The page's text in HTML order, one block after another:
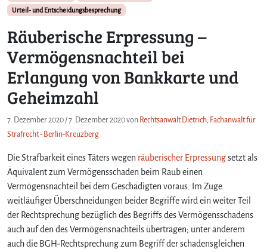
Urteil- und Entscheidungsbesprechung
Räuberische Erpressung –
Vermögensnachteil bei
Erlangung von Bankkarte und
Geheimzahl
7. Dezember 2020 /7. Dezember 2020von Rechtsanwalt Dietrich, Fachanwalt für
Strafrecht - Berlin-Kreuzberg
Die Strafbarkeit eines Täters wegen räuberischer Erpressungsetzt als
Äquivalent zum Vermögensschaden beim Raub einen
Vermögensnachteil bei dem Geschädigten voraus. Im Zuge
weitläufiger Überschneidungen beider Begriffe wird ein weiter Teil
der Rechtsprechung bezüglich des Begriffs des Vermögensschadens
auch auf den des Vermögensnachteils übertragen; unter anderem
auch die BGH-Rechtsprechung zum Begriff der schadensgleichen